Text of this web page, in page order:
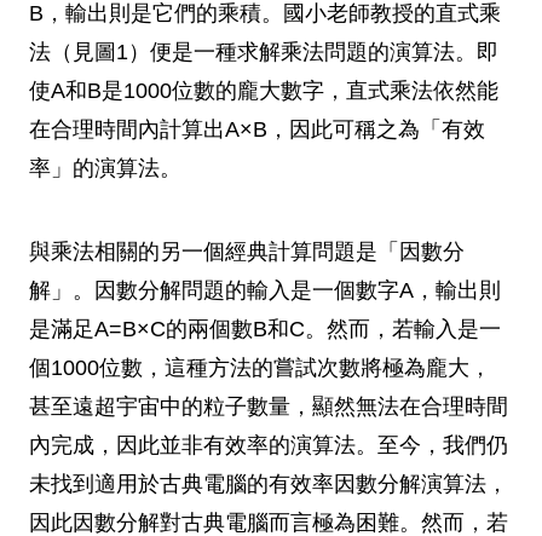
B，輸出則是它們的乘積。國小老師教授的直式乘
法（見圖1）便是一種求解乘法問題的演算法。即
使A和B是1000位數的龐大數字，直式乘法依然能
在合理時間內計算出A×B，因此可稱之為「有效
率」的演算法。
與乘法相關的另一個經典計算問題是「因數分
解」。因數分解問題的輸入是一個數字A，輸出則
是滿足A=B×C的兩個數B和C。然而，若輸入是一
個1000位數，這種方法的嘗試次數將極為龐大，
甚至遠超宇宙中的粒子數量，顯然無法在合理時間
內完成，因此並非有效率的演算法。至今，我們仍
未找到適用於古典電腦的有效率因數分解演算法，
因此因數分解對古典電腦而言極為困難。然而，若